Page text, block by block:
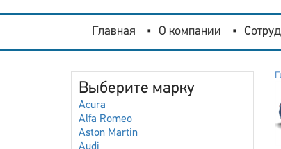
Главная О компании
Выберите марку
Acura
Alfa Romeo
Aston Martin